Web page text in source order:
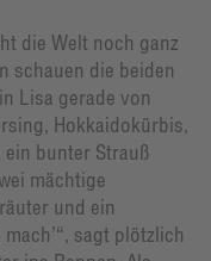
die Welt noch ganz
schauen die beiden
Lisa gerade von
Hokkaidokürbis,
bunter Strauß
mächtige
und ein
sagt plötzlich